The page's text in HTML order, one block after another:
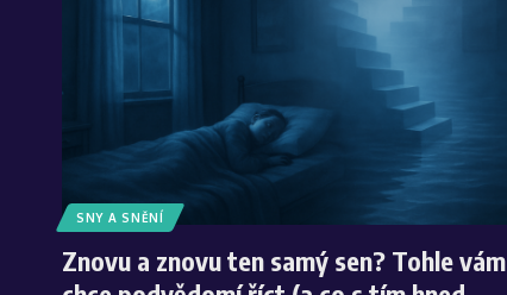
SNY A SNĚNÍ
Znovu a znovu ten samý sen? Tohle vám